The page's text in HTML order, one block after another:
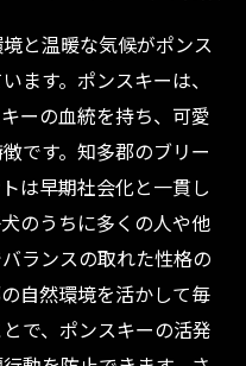
と温暖な気候がポンス
ます。ポンスキーは、
ーの血統を持ち、可愛
です。知多郡のブリー
は早期社会化と一貫し
のうちに多くの人や他
ランスの取れた性格の
自然環境を活かして毎
で、ポンスキーの活発